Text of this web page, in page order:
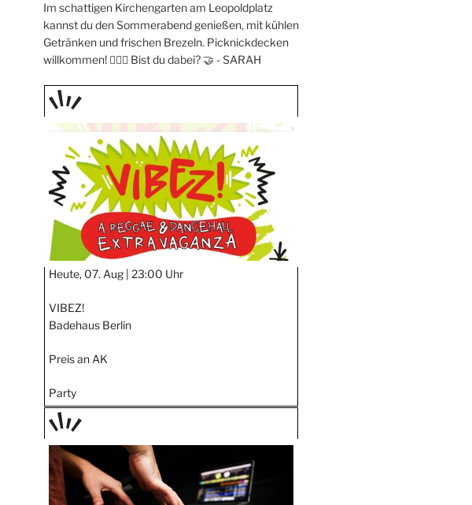
Nächster
Im schattigen Kirchengarten am Leopoldplatz
kannst du den Sommerabend genießen, mit kühlen
Getränken und frischen Brezeln. Picknickdecken
willkommen! 🧖🏼‍♀️ Bist du dabei? 🤝 -SARAH
TAGE
Heute, 07. Aug | 23:00 Uhr
VIBEZ!
Badehaus Berlin
Preis an AK
Party
TAGE
STIPP